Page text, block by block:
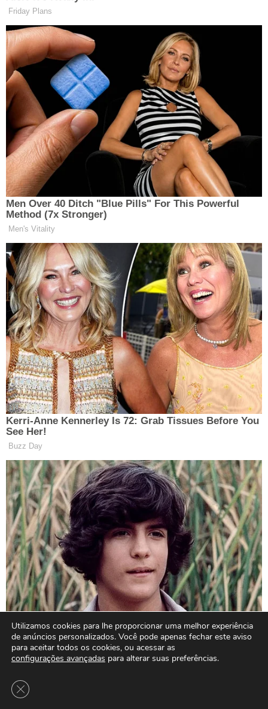
Utilizamos cookies para lhe proporcionar uma melhor experiência
de anúncios personalizados. Você pode apenas fechar este aviso
para aceitar todos os cookies, ou acessar as
configurações avançadas para alterar suas preferências.
Close GDPR Cookie Banner